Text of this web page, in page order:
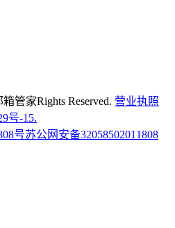
管家Rights Reserved. 营业执照
号-15.
苏公网安备32058502011808